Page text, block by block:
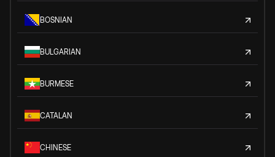
BOSNIAN
BULGARIAN
BURMESE
CATALAN
CHINESE